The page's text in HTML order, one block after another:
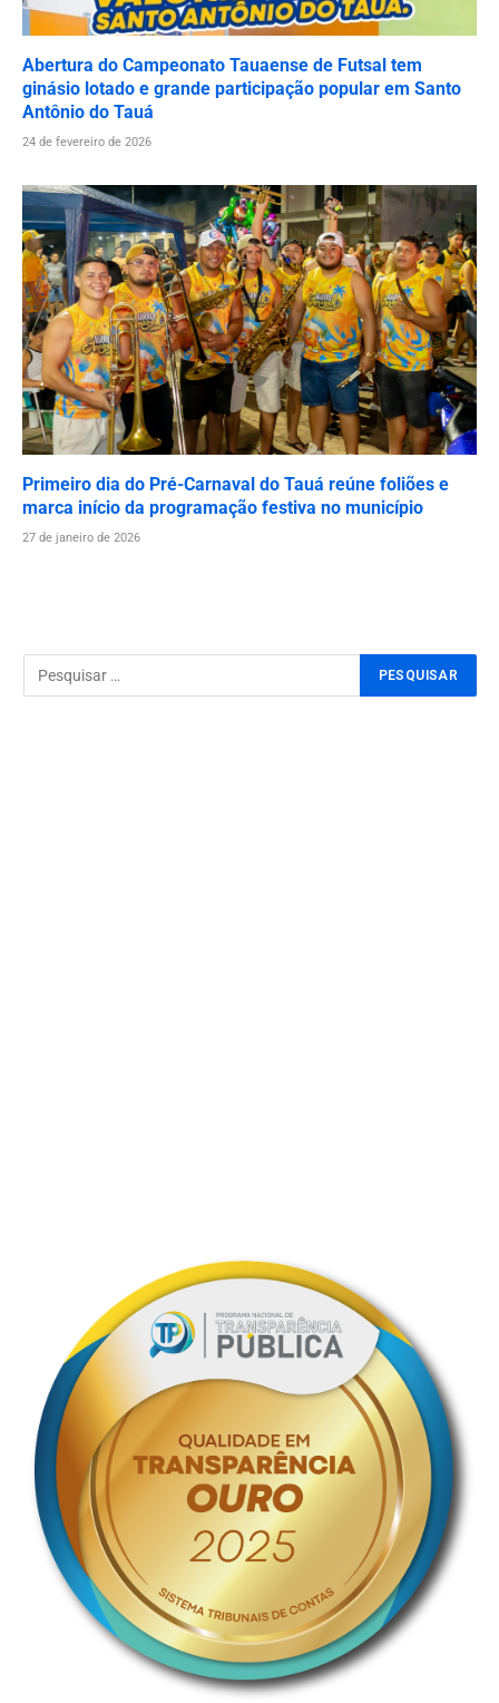
Abertura do Campeonato Tauaense de Futsal tem
ginásio lotado e grande participação popular em Santo
Antônio do Tauá
24 de fevereiro de 2026
Primeiro dia do Pré-Carnaval do Tauá reúne foliões e
marca início da programação festiva no município
27 de janeiro de 2026